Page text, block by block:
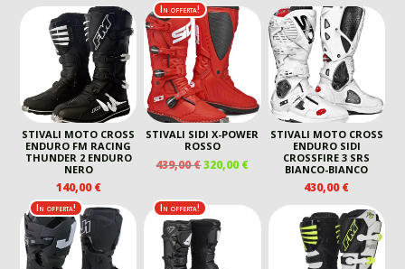
PREZZO
ORIGINALE
ERA:
229,00 €.
PREZZO
ATTUALE
È:
175,00 €.
ORIGINALE
ERA:
569,00 €.
ATTUALE
399,00 €.
ERA:
619,00 €.
È:
STIVALI MOTO CROSS
ENDURO FM RACING
THUNDER 2 ENDURO
NERO
140,00€
In offerta!
STIVALI SIDI X-POWER
ROSSO
439,00€IL
ERA:
439,00 €.
320,00€IL
È:
STIVALI MOTO CROSS
ENDURO SIDI
CROSSFIRE 3 SRS
BIANCO-BIANCO
430,00€
In offerta! In offerta!